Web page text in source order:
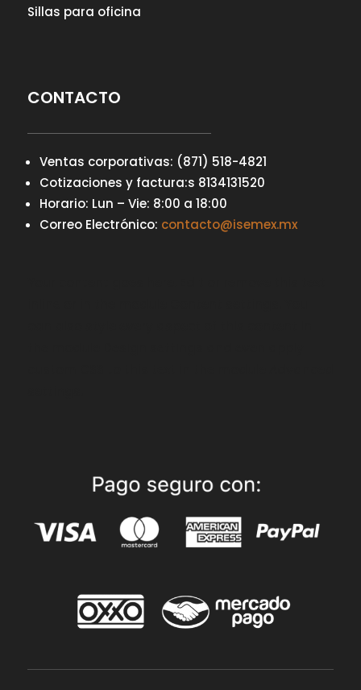
Sillas para oficina
CONTACTO
Ventas corporativas: (871) 518-4821
Cotizaciones y factura:s 8134131520
Horario: Lun – Vie: 8:00 a 18:00
Correo Electrónico: contacto@isemex.mx